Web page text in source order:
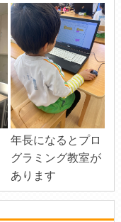
年長になるとプロ
グラミング教室が
あります